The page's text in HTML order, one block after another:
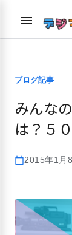
menu
ブログ記事
みんな
は？５
calendar_today2015年1月